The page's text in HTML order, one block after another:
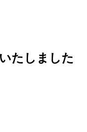
たしました